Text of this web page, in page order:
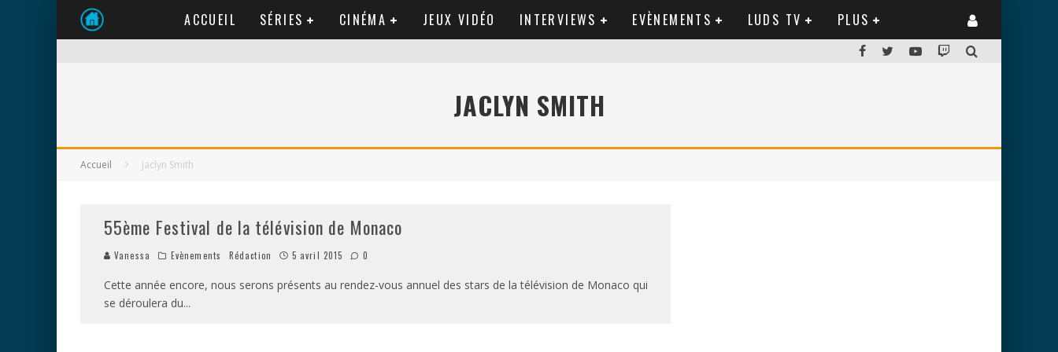
ACCUEIL SÉRIES CINÉMA JEUX VIDÉO INTERVIEWS EVÈNEMENTS LUDS TV PLUS
JACLYN SMITH
Accueil Jaclyn Smith
55ème Festival de la télévision de Monaco
Vanessa Evènements Rédaction 5 avril 2015 0
Cette année encore, nous serons présents au rendez-vous annuel des stars de la télévision de Monaco qui
se déroulera du...